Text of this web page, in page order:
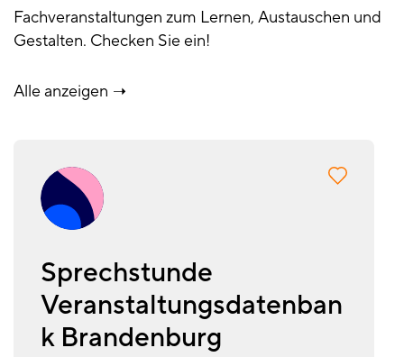
Fachveranstaltungen zum Lernen, Austauschen und
Gestalten. Checken Sie ein!
Alle anzeigen
Sprechstunde
Veranstaltungsdatenban
k Brandenburg